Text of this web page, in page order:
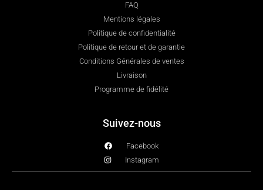
FAQ
Mentions légales
Politique de confidentialité
Politique de retour et de garantie
Conditions Générales de ventes
Livraison
Programme de fidélité
Suivez-nous
Facebook
Instagram